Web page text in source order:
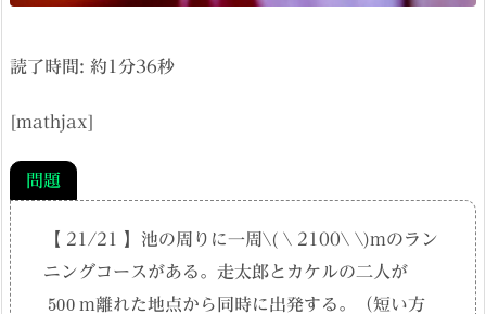
読了時間: 約1 分36秒
[mathjax]
問題
【 21/21 】池の周りに一周\( \ 2100\ \)mのラン
ニングコースがある。走太郎とカケルの二人が
500 m離れた地点から同時に出発する。（短い方